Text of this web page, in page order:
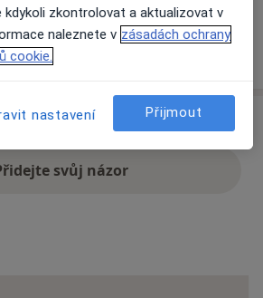
Více
svůj názor
zkontrolovat a aktualizovat v
naleznete v zásadách ochrany
cookie.
nastavení Přijmout